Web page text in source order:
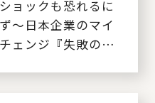
ョックも恐れるに
～日本企業のマイ
ェンジ『失敗の戦